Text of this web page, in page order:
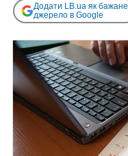
Додати LB.ua як бажане
джерело в Google